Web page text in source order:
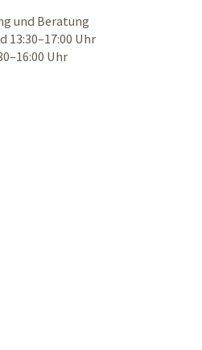
und Beratung
13:30–17:00 Uhr
Uhr